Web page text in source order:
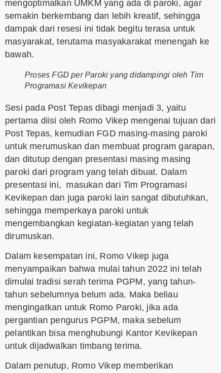
mengoptimalkan UMKM yang ada di paroki, agar
semakin berkembang dan lebih kreatif, sehingga
dampak dari resesi ini tidak begitu terasa untuk
masyarakat, terutama masyakarakat menengah ke
bawah.
Proses FGD per Paroki yang didampingi oleh Tim
Programasi Kevikepan
Sesi pada Post Tepas dibagi menjadi 3, yaitu
pertama diisi oleh Romo Vikep mengenai tujuan dari
Post Tepas, kemudian FGD masing-masing paroki
untuk merumuskan dan membuat program garapan,
dan ditutup dengan presentasi masing masing
paroki dari program yang telah dibuat. Dalam
presentasi ini, masukan dari Tim Programasi
Kevikepan dan juga paroki lain sangat dibutuhkan,
sehingga memperkaya paroki untuk
mengembangkan kegiatan-kegiatan yang telah
dirumuskan.
Dalam kesempatan ini, Romo Vikep juga
menyampaikan bahwa mulai tahun 2022 ini telah
dimulai tradisi serah terima PGPM, yang tahun-
tahun sebelumnya belum ada. Maka beliau
mengingatkan untuk Romo Paroki, jika ada
pergantian pengurus PGPM, maka sebelum
pelantikan bisa menghubungi Kantor Kevikepan
untuk dijadwalkan timbang terima.
Dalam penutup, Romo Vikep memberikan